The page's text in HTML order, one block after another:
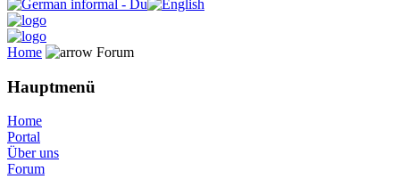
Home Forum
Hauptmenü
Home
Portal
Über uns
Forum